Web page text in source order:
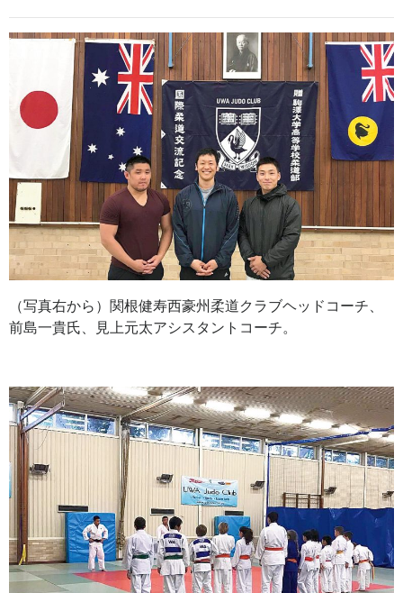
（写真右から）関根健寿西豪州柔道クラブヘッドコーチ、
前島一貴氏、見上元太アシスタントコーチ。